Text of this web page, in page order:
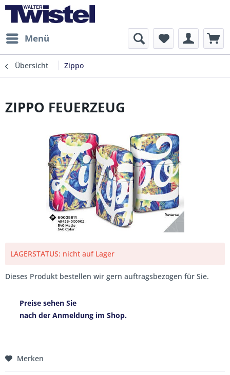
Menü
Übersicht Zippo
ZIPPO FEUERZEUG
LAGERSTATUS: nicht auf Lager
Dieses Produkt bestellen wir gern auftragsbezogen für Sie.
Preise sehen Sie
nach der Anmeldung im Shop.
Merken